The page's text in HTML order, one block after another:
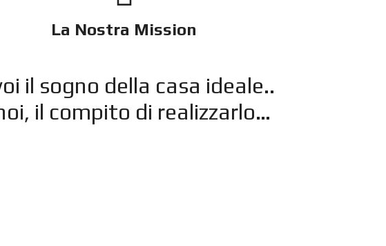
La Nostra Mission
il sogno della casa ideale..
il compito di realizzarlo…